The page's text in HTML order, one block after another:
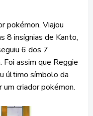
pokémon. Viajou
8 insígnias de Kanto,
6 dos 7
assim que Reggie
último símbolo da
criador pokémon.